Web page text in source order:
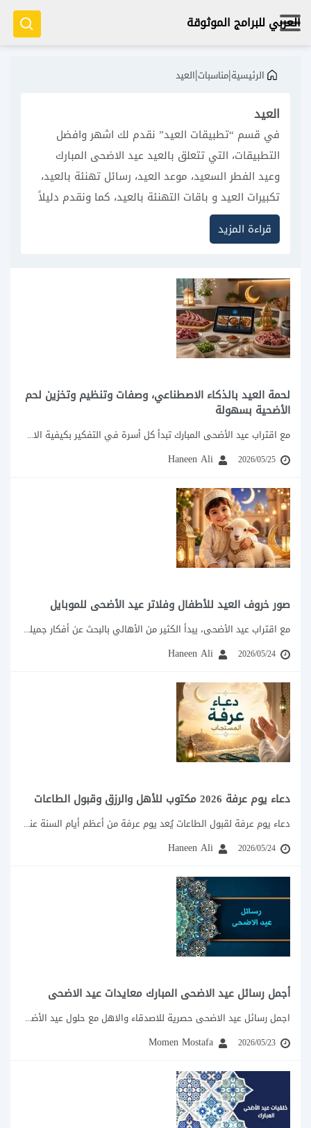
العربي للبرامج الموثوقة
الرئيسية|مناسبات|العيد
العيد
في قسم “تطبيقات العيد” نقدم لك اشهر وافضل
التطبيقات، التي تتعلق بالعيد عيد الاضحى المبارك
وعيد الفطر السعيد، موعد العيد، رسائل تهنئة بالعيد،
تكبيرات العيد و باقات التهنئة بالعيد، كما ونقدم دليلاً
شاملاً لأفضل التطبيقات الذكية التي تحسن تجربة
احتفالاتك، بما في ذلك:
برامج تكبيرات العيد المميزة.
مواعيد صلاة العيد.
قراءة المزيد
لحمة العيد بالذكاء الاصطناعي، وصفات وتنظيم وتخزين لحم
الأضحية بسهولة
مع اقتراب عيد الأضحى المبارك تبدأ كل أسرة في التفكير بكيفية الاستفادة من لحمة...
2026/05/25
Haneen Ali
صور خروف العيد للأطفال وفلاتر عيد الأضحى للموبايل
مع اقتراب عيد الأضحى، يبدأ الكثير من الأهالي بالبحث عن أفكار جميلة ومختلفة لتصوير...
2026/05/24
Haneen Ali
دعاء يوم عرفة 2026 مكتوب للأهل والرزق وقبول الطاعات
دعاء يوم عرفة لقبول الطاعات يُعد يوم عرفة من أعظم أيام السنة عند المسلمين،...
2026/05/24
Haneen Ali
أجمل رسائل عيد الاضحى المبارك معايدات عيد الاضحى
اجمل رسائل عيد الاضحى حصرية للاصدقاء والاهل مع حلول عيد الأضحى المبارك 2026 وذلك...
2026/05/23
Momen Mostafa